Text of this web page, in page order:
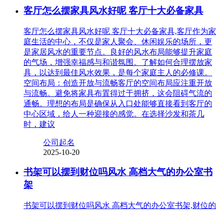
客厅怎么摆家具风水好呢 客厅十大必备家具
客厅怎么摆家具风水好呢 客厅十大必备家具,客厅作为家
庭生活的中心，不仅是家人聚会、休闲娱乐的场所，更
是家居风水的重要节点。良好的风水布局能够提升家庭
的气场，增强幸福感与和谐氛围。了解如何合理摆放家
具，以达到最佳风水效果，是每个家庭主人的必修课。
空间布局：创造开放与流畅客厅的空间布局应注重开放
与流畅。避免将家具布置得过于拥挤，这会阻碍气流的
通畅。理想的布局是确保从入口处能够直接看到客厅的
中心区域，给人一种迎接的感觉。在选择沙发和茶几
时，建议
公司起名
2025-10-20
书架可以摆到财位吗风水 高档大气的办公室书
架
书架可以摆到财位吗风水 高档大气的办公室书架,财位的